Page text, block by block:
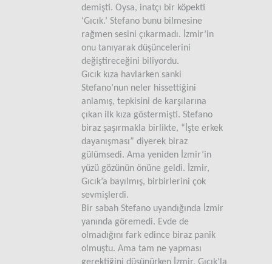
demişti. Oysa, inatçı bir köpekti
‘Gıcık.’ Stefano bunu bilmesine
rağmen sesini çıkarmadı. İzmir’in
onu tanıyarak düşüncelerini
değiştireceğini biliyordu.
Gıcık kıza havlarken sanki
Stefano’nun neler hissettiğini
anlamış, tepkisini de karşılarına
çıkan ilk kıza göstermişti. Stefano
biraz şaşırmakla birlikte, “İşte erkek
dayanışması” diyerek biraz
gülümsedi. Ama yeniden İzmir’in
yüzü gözünün önüne geldi. İzmir,
Gıcık’a bayılmış, birbirlerini çok
sevmişlerdi.
Bir sabah Stefano uyandığında İzmir
yanında göremedi. Evde de
olmadığını fark edince biraz panik
olmuştu. Ama tam ne yapması
gerektiğini düşünürken İzmir, Gıcık’la